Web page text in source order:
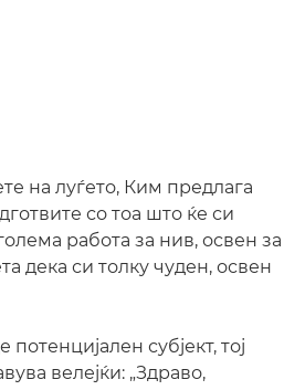
на луѓето, Ким предлага
со тоа што ќе си
работа за нив, освен за
дека си толку чуден, освен
потенцијален субјект, тој
велејќи: „Здраво,